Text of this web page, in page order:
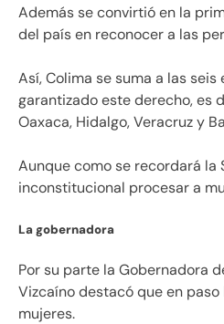
Además se convirtió en la
del país en reconocer a las
Así, Colima se suma a las
garantizado este derecho, es
Oaxaca, Hidalgo, Veracruz y
Aunque como se recordará la
inconstitucional procesar a
La gobernadora
Por su parte la Gobernadora
Vizcaíno destacó que en
mujeres.